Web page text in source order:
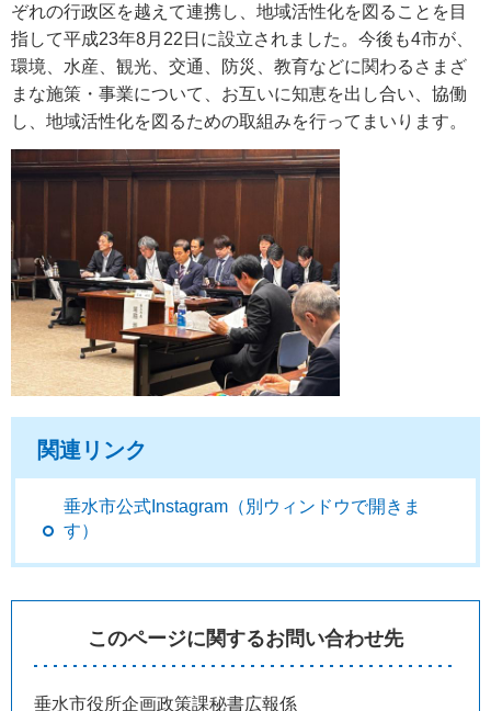
ぞれの行政区を越えて連携し、地域活性化を図ることを目
指して平成23年8月22日に設立されました。今後も4市が、
環境、水産、観光、交通、防災、教育などに関わるさまざ
まな施策・事業について、お互いに知恵を出し合い、協働
し、地域活性化を図るための取組みを行ってまいります。
関連リンク
垂水市公式Instagram（別ウィンドウで開きま
す）
このページに関するお問い合わせ先
垂水市役所企画政策課秘書広報係